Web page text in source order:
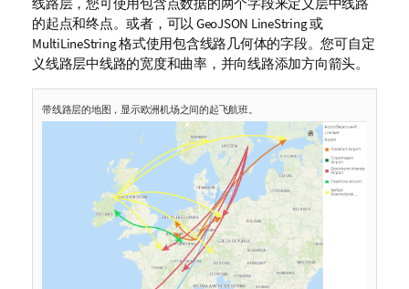
的起点和终点。或者，可以 GeoJSON LineString或
MultiLineString格式使用包含线路几何体的字段。您可自定
义线路层中线路的宽度和曲率，并向线路添加方向箭头。
带线路层的地图，显示欧洲机场之间的起飞航班。